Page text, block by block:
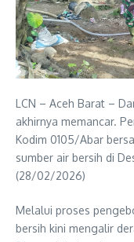
LCN – Aceh Barat –
akhirnya memancar.
Kodim 0105/Abar
sumber air bersih di
(28/02/2026)
Melalui proses
bersih kini mengalir